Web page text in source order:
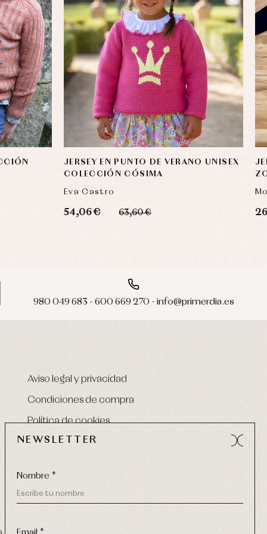
JERSEY EN PUNTO DE VERANO UNISEX
COLECCIÓN CÓSIMA
Eva Castro
54,06 € 63,60 €
980 049 683 - 600 669 270 - info@primerdia.es
Aviso legal y privacidad
Condiciones de compra
Política de cookies
NEWSLETTER
Nombre *